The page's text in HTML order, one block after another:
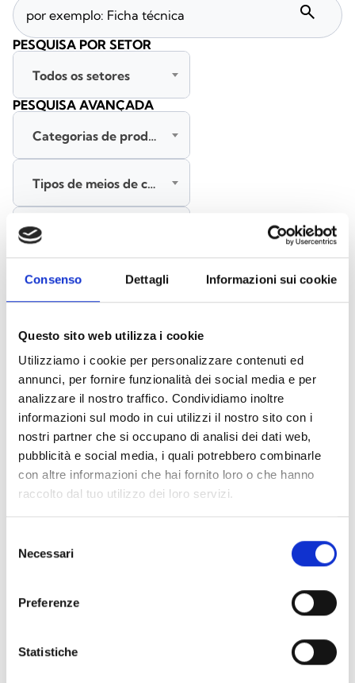
Consenso Dettagli Informazioni sui cookie
Questo sito web utilizza i cookie
Utilizziamo i cookie per personalizzare contenuti ed
annunci, per fornire funzionalità dei social media e per
analizzare il nostro traffico. Condividiamo inoltre
informazioni sul modo in cui utilizzi il nostro sito con i
nostri partner che si occupano di analisi dei dati web,
pubblicità e social media, i quali potrebbero combinarle
con altre informazioni che hai fornito loro o che hanno
raccolto dal tuo utilizzo dei loro servizi.
delNecessari
Preferenze
Statistiche
Acessórios bases EB00 - Materiais(47)
Acessórios detetores Enea
Acessórios Senseware
Acessórios da Série Industrial
Documentos(6992)
Selecionar tudo
Inicie sessão antes de descarregar os conteúdos
através do íconelock
search
PESQUISA POR SETOR
Todos os setores
PESQUISA AVANÇADA
Categorias de produtos
Tipos de meios de comunicação
Todas as línguas
LIMPAR FILTROS